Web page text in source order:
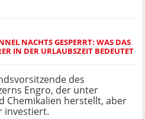
NACHTS GESPERRT: WAS DAS
IN DER URLAUBSZEIT BEDEUTET
des
Engro, der unter
Chemikalien herstellt, aber
investiert.